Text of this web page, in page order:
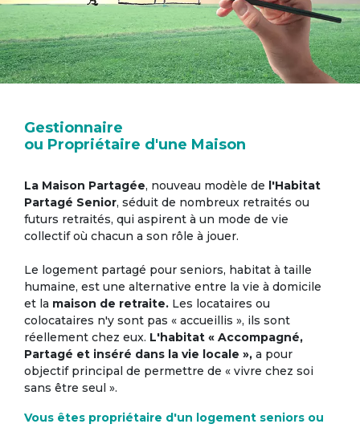
Gestionnaire
ou Propriétaire d'une Maison
La Maison Partagée, nouveau modèle de l'Habitat
Partagé Senior, séduit de nombreux retraités ou
futurs retraités, qui aspirent à un mode de vie
collectif où chacun a son rôle à jouer.
Le logement partagé pour seniors, habitat à taille
humaine, est une alternative entre la vie à domicile
et la maison de retraite. Les locataires ou
colocataires n'y sont pas « accueillis », ils sont
réellement chez eux. L'habitat « Accompagné,
Partagé et inséré dans la vie locale », a pour
objectif principal de permettre de « vivre chez soi
sans être seul ».
Vous êtes propriétaire d'un logement seniors ou